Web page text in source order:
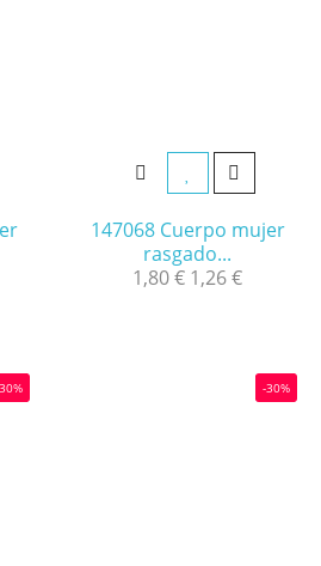
147068 Cuerpo mujer
rasgado...
1,80 € 1,26 €
-30%